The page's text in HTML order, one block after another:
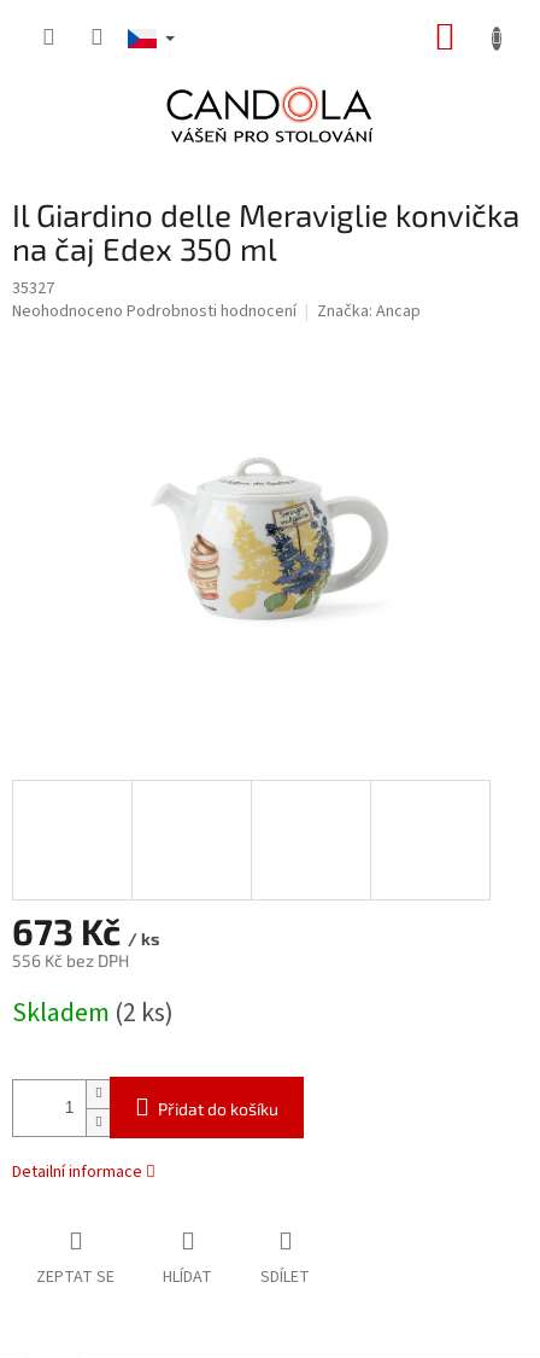
Il Giardino delle Meraviglie konvička
na čaj Edex 350 ml
35327
Průměrné
Neohodnoceno Podrobnosti hodnocení Značka: Ancap
673 Kč / ks
556 Kč bez DPH
cena:
Skladem (2 ks)
Přidat do košíku
Detailní informace
ZEPTAT SE HLÍDAT SDÍLET